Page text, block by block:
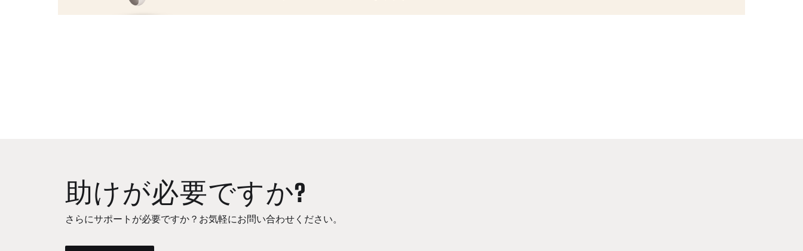
助けが必要ですか?
さらにサポートが必要ですか？お気軽にお問い合わせください。